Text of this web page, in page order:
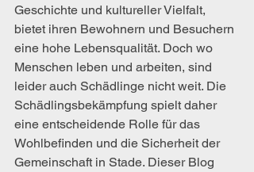
Geschichte und kultureller Vielfalt,
bietet ihren Bewohnern und Besuchern
eine hohe Lebensqualität. Doch wo
Menschen leben und arbeiten, sind
leider auch Schädlinge nicht weit. Die
Schädlingsbekämpfung spielt daher
eine entscheidende Rolle für das
Wohlbefinden und die Sicherheit der
Gemeinschaft in Stade. Dieser Blog